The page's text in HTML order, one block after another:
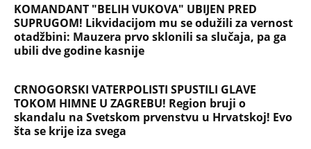
zabezeknuti
Dragana iz Sarajeva je tatu viđala samo kraj
kontejnera: Ostavili je u bolnici kao bebu, a kad je
osveta
SAOBRAĆAJKE, PUCNJAVE, NARKOTICI, SILOVANJE
Sin Halke Paldum bio je u ZATVORU: "Ne želim da